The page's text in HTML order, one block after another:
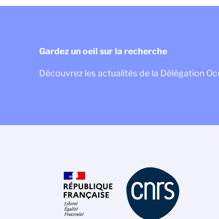
Gardez un oeil sur la recherche
Découvrez les actualités de la Délégation